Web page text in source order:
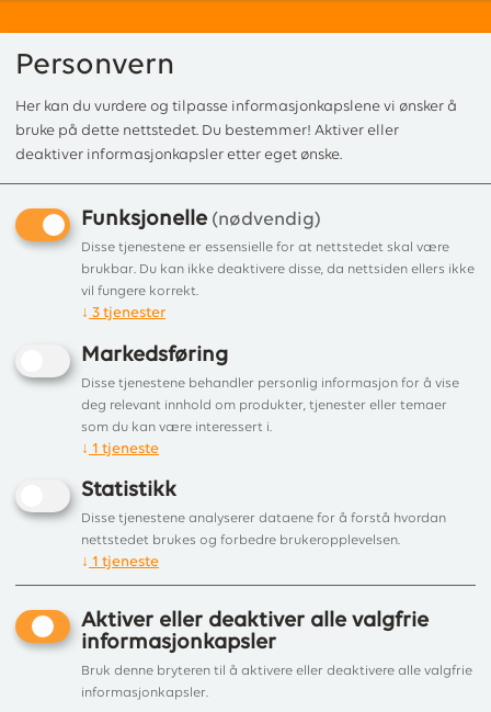
Forside/ Produkter/Tilbehør /Vedlikehold / Igjenmuringslokk Ø125mm
Igjenmuringslokk Ø125mm
Lokk for gjenmuring av innerør
elementpipe
Personvern
Her kan du vurdere og tilpasse informasjonkapslene vi ønsker å
bruke på dette nettstedet. Du bestemmer! Aktiver eller
deaktiver informasjonkapsler etter eget ønske.
Funksjonelle (nødvendig)
Disse tjenestene er essensielle for at nettstedet skal være
brukbar. Du kan ikke deaktivere disse, da nettsiden ellers ikke
vil fungere korrekt.
↓ 3 tjenester
Markedsføring
Disse tjenestene behandler personlig informasjon for å vise
deg relevant innhold om produkter, tjenester eller temaer
som du kan være interessert i.
↓ 1 tjeneste
Statistikk
Disse tjenestene analyserer dataene for å forstå hvordan
nettstedet brukes og forbedre brukeropplevelsen.
↓ 1 tjeneste
Aktiver eller deaktiver alle valgfrie
informasjonkapsler
Bruk denne bryteren til å aktivere eller deaktivere alle valgfrie
informasjonkapsler.